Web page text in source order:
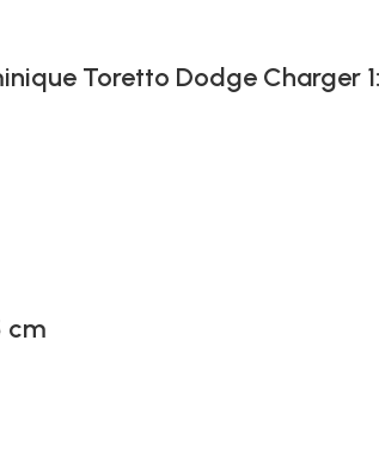
Toretto Dodge Charger
cm